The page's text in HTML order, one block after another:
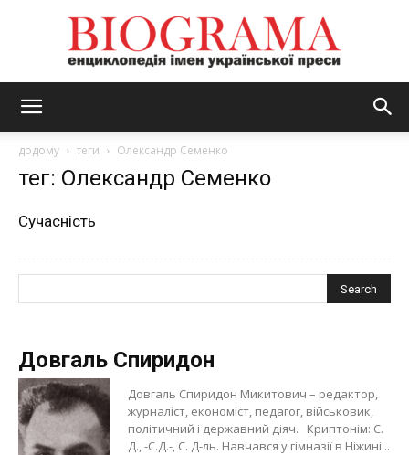
додому теги Олександр Семенко
тег: Олександр Семенко
Сучасність
Довгаль Спиридон
Довгаль Спиридон Микитович – редактор,
журналіст, економіст, педагог, військовик,
політичний і державний діяч. Криптонім: С.
Д., -С.Д.-, С. Д-ль. Навчався у гімназії в Ніжині...